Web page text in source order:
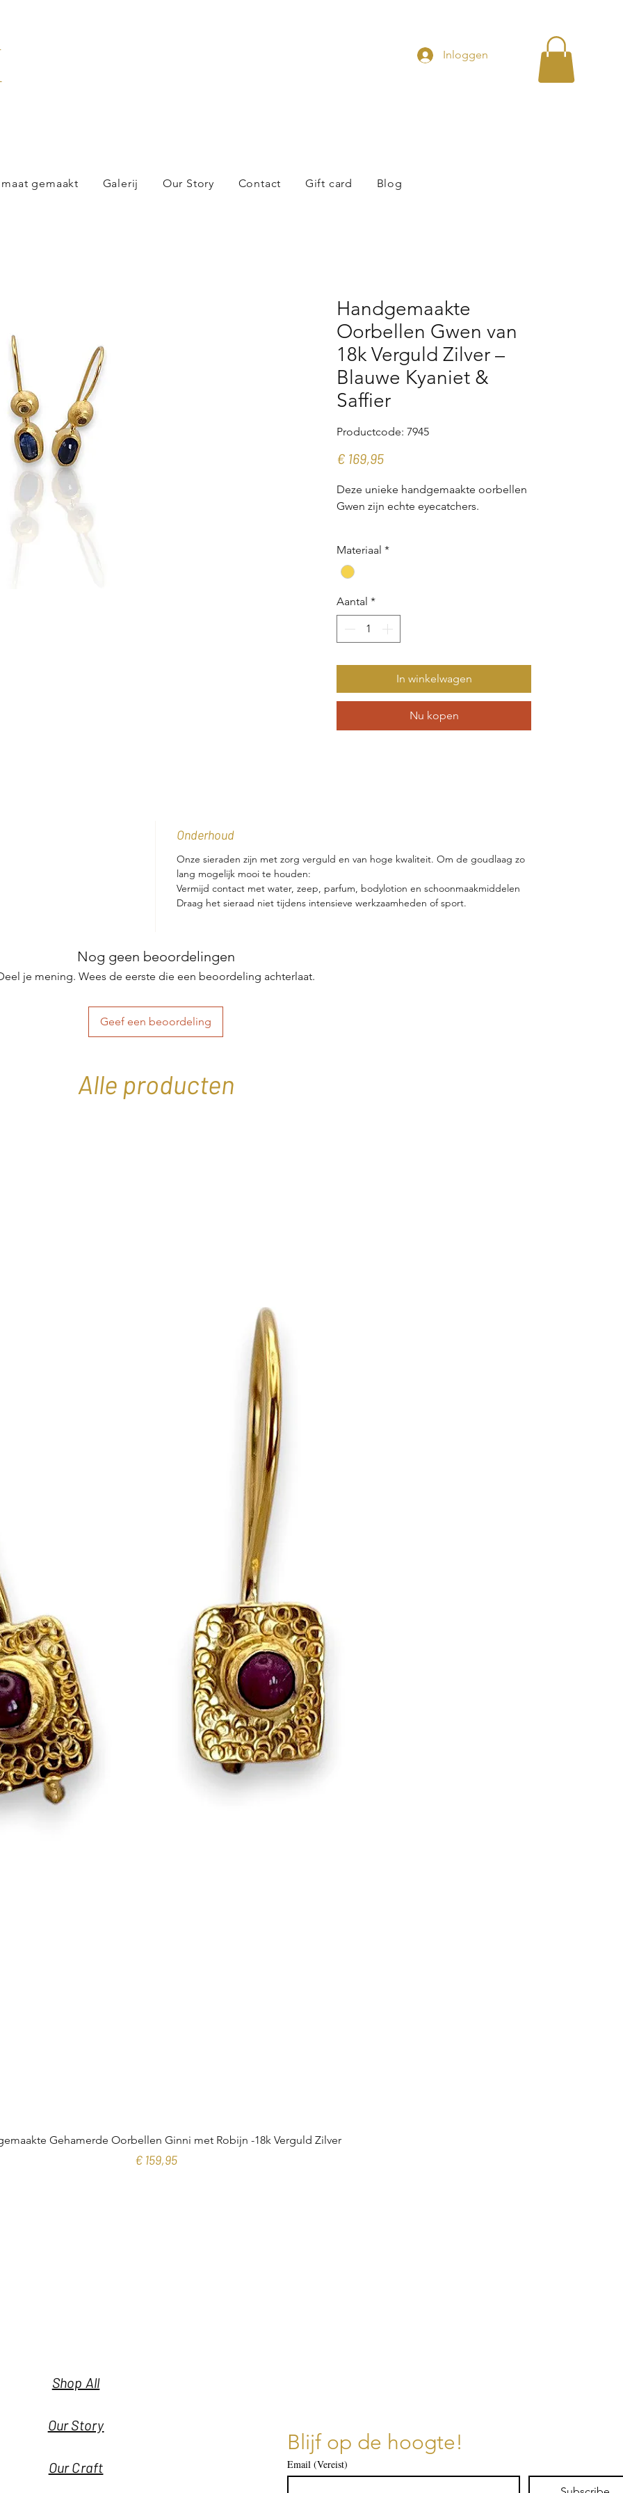
Inloggen
gemaakt Galerij Our Story Contact Gift card Blog
Handgemaakte
Oorbellen Gwen van
18k Verguld Zilver –
Blauwe Kyaniet &
Saffier
Productcode: 7945
€ 169,95Prijs
Deze unieke handgemaakte oorbellen
Gwen zijn echte eyecatchers.
rustgevende, diepblauwe kleur van
kyaniet met de warme, subtiele tint van
De oorbellen zijn eerst in zilver
vervaardigd en vervolgens voorzien van
De geborstelde finish geeft het sieraad
perfect past bij elke stijl.
Materiaal *
Aantal *
In winkelwagen
Nu kopen
Onderhoud
Onze sieraden zijn met zorg verguld en van hoge kwaliteit. Om de goudlaag zo
lang mogelijk mooi te houden:
Vermijd contact met water, zeep, parfum, bodylotion en schoonmaakmiddelen
Draag het sieraad niet tijdens intensieve werkzaamheden of sport.
Nog geen beoordelingen
je mening. Wees de eerste die een beoordeling achterlaat.
Geef een beoordeling
Alle producten
Gehamerde Oorbellen Ginni met Robijn -18k Verguld Zilver
Prijs
€ 159,95
Shop All
Our Story
Our Craft
Blijf op de hoogte!
Email (Vereist)